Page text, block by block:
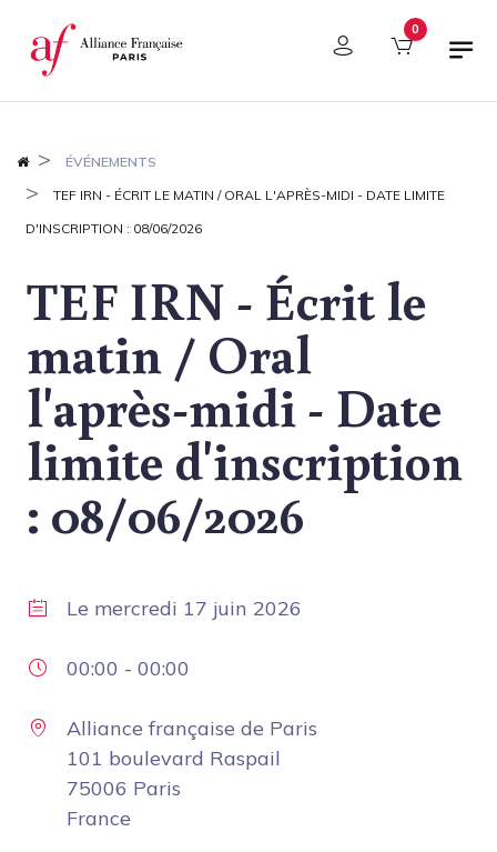
Panneau de gestion des cookies 0
ÉVÉNEMENTS
TEF IRN - ÉCRIT LE MATIN / ORAL L'APRÈS-MIDI - DATE LIMITE
D'INSCRIPTION : 08/06/2026
TEF IRN - Écrit le
matin / Oral
l'après-midi - Date
limite d'inscription
: 08/06/2026
Le mercredi 17 juin 2026
00:00 - 00:00
Alliance française de Paris
101 boulevard Raspail
75006 Paris
France